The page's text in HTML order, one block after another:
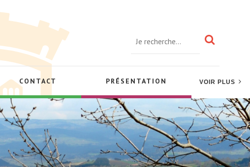
CONTACT PRÉSENTATION VOIR PLUS